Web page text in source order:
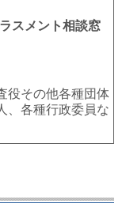
スメント相談窓
役その他各種団体
、各種行政委員な